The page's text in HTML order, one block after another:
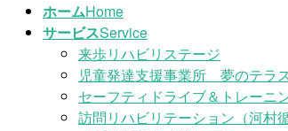
ホームHome
サービスService
来歩リハビリステージ
児童発達支援事業所 夢のテラ
セーフティドライブ＆トレー
訪問リハビリテーション（河村